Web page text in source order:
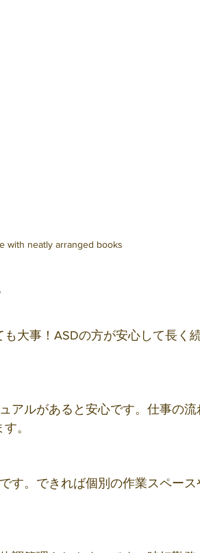
with neatly arranged books
大事！ASDの方が安心して長く
。